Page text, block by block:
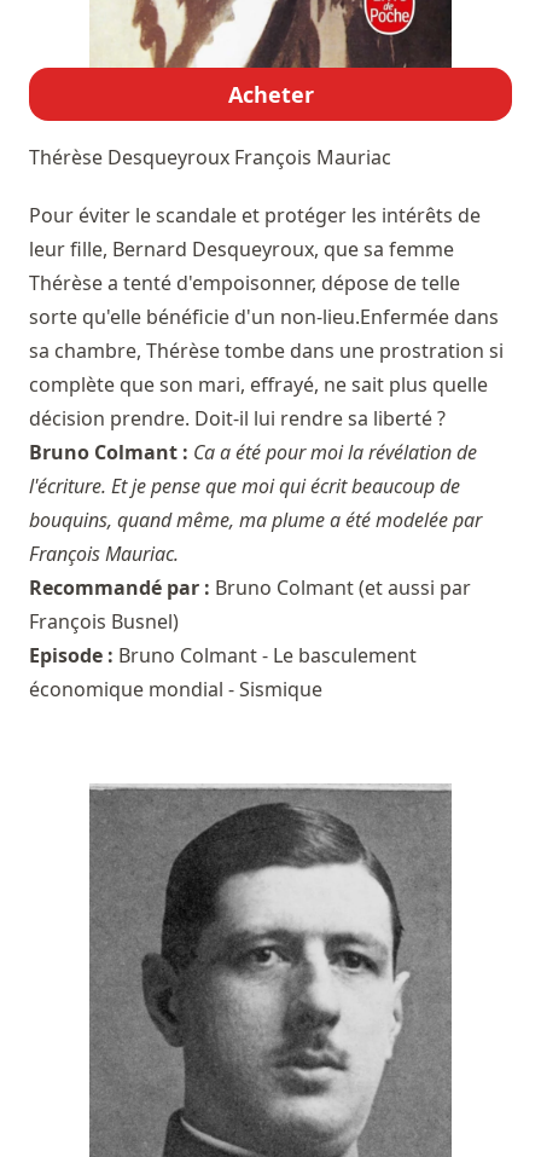
Acheter
Thérèse Desqueyroux François Mauriac
Pour éviter le scandale et protéger les intérêts de
leur fille, Bernard Desqueyroux, que sa femme
Thérèse a tenté d'empoisonner, dépose de telle
sorte qu'elle bénéficie d'un non-lieu.Enfermée dans
sa chambre, Thérèse tombe dans une prostration si
complète que son mari, effrayé, ne sait plus quelle
décision prendre. Doit-il lui rendre sa liberté ?
Bruno Colmant : Ca a été pour moi la révélation de
l'écriture. Et je pense que moi qui écrit beaucoup de
bouquins, quand même, ma plume a été modelée par
François Mauriac.
Recommandé par : Bruno Colmant(et aussi par
François Busnel)
Episode : Bruno Colmant - Le basculement
économique mondial - Sismique